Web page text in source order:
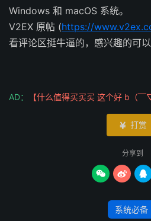
Windows 和 macOS 系统。
V2EX 原帖 (https://
看评论区挺牛逼的，感兴趣的可
AD： 【什么值得买买买 这个好 b（
 打赏
分享到
  
系统必备